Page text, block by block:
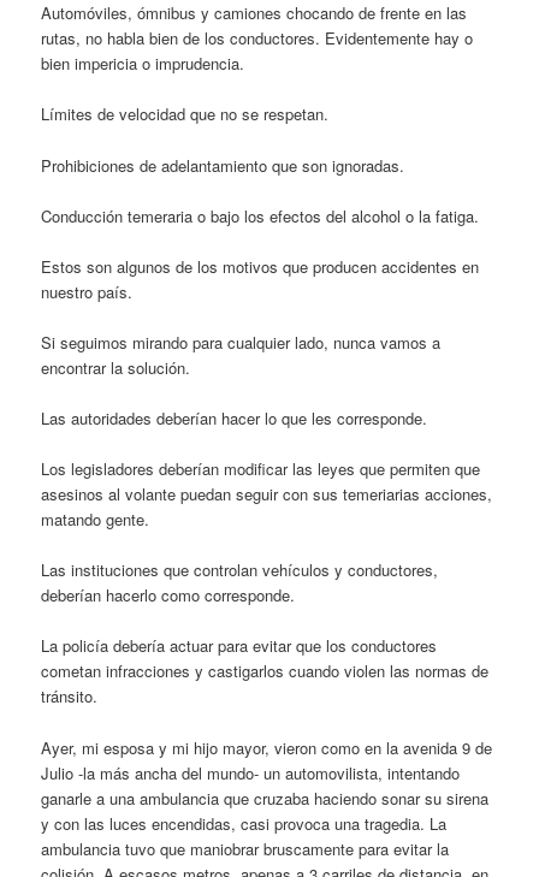
Automóviles, ómnibus y camiones chocando de frente en las
rutas, no habla bien de los conductores. Evidentemente hay o
bien impericia o imprudencia.
Límites de velocidad que no se respetan.
Prohibiciones de adelantamiento que son ignoradas.
Conducción temeraria o bajo los efectos del alcohol o la fatiga.
Estos son algunos de los motivos que producen accidentes en
nuestro país.
Si seguimos mirando para cualquier lado, nunca vamos a
encontrar la solución.
Las autoridades deberían hacer lo que les corresponde.
Los legisladores deberían modificar las leyes que permiten que
asesinos al volante puedan seguir con sus temeriarias acciones,
matando gente.
Las instituciones que controlan vehículos y conductores,
deberían hacerlo como corresponde.
La policía debería actuar para evitar que los conductores
cometan infracciones y castigarlos cuando violen las normas de
tránsito.
Ayer, mi esposa y mi hijo mayor, vieron como en la avenida 9 de
Julio -la más ancha del mundo- un automovilista, intentando
ganarle a una ambulancia que cruzaba haciendo sonar su sirena
y con las luces encendidas, casi provoca una tragedia. La
ambulancia tuvo que maniobrar bruscamente para evitar la